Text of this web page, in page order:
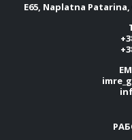
E65, Naplatna